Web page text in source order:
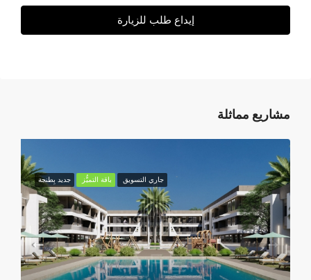
إيداع طلب للزيارة
مشاريع مماثلة
جاري التسويق باقة التميُّز جديد بِطنجة